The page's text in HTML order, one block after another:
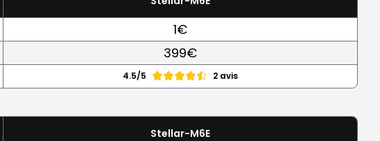
1€
399€
4.5/5 2 avis
Stellar-M6E